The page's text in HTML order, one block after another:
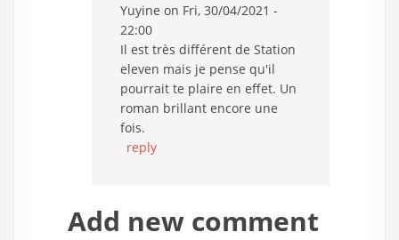
Yuyine on Fri, 30/04/2021 -
22:00
Il est très différent de Station
eleven mais je pense qu'il
pourrait te plaire en effet. Un
roman brillant encore une
fois.
reply
Add new comment